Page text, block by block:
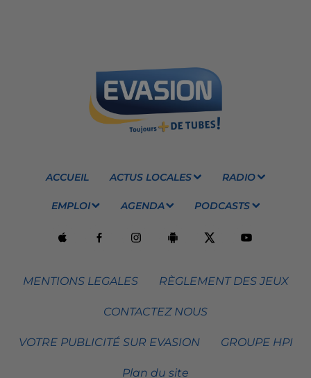
ACCUEIL ACTUS LOCALES RADIO
EMPLOI AGENDA PODCASTS
MENTIONS LEGALES RÈGLEMENT DES JEUX
CONTACTEZ NOUS
VOTRE PUBLICITÉ SUR EVASION GROUPE HPI
Plan du site